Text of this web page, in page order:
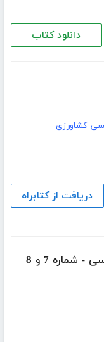
دانلود کتاب
کشاورزی
دریافت از کتابراه
7 و 8